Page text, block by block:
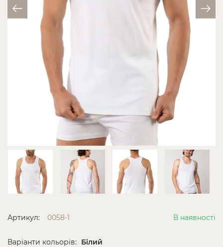
Артикул: 0058-1 В наявності
Варіанти кольорів: Білий